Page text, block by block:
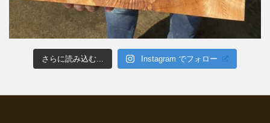
さらに読み込む... Instagram でフォロー